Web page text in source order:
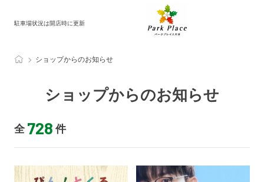
駐車場状況は開店時に更新
ショップからのお知らせ
ショップからのお知らせ
全 728 件